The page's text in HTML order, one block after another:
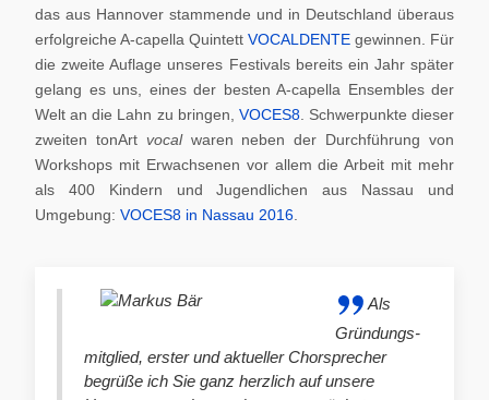
das aus Hannover stammende und in Deutschland überaus
erfolgreiche A-capella Quintett VOCALDENTE gewinnen. Für
die zweite Auflage unseres Festivals bereits ein Jahr später
gelang es uns, eines der besten A-capella Ensembles der
Welt an die Lahn zu bringen, VOCES8. Schwerpunkte dieser
zweiten tonArt vocalwaren neben der Durchführung von
Workshops mit Erwachsenen vor allem die Arbeit mit mehr
als 400 Kindern und Jugendlichen aus Nassau und
Umgebung: VOCES8 in Nassau 2016
Als
Gründungs-
mitglied, erster und aktueller Chorsprecher
begrüße ich Sie ganz herzlich auf unsere